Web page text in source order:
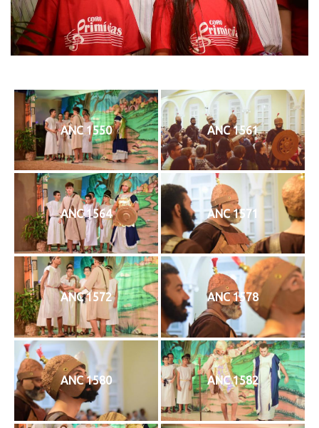
ANC 1550 ANC 1561
ANC 1564 ANC 1571
ANC 1572 ANC 1578
ANC 1580 ANC 1582